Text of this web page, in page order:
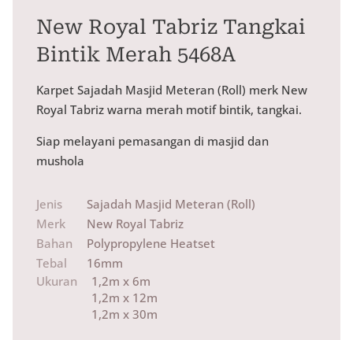
New Royal Tabriz Tangkai
Bintik Merah 5468A
Karpet Sajadah Masjid Meteran (Roll) merk New
Royal Tabriz warna merah motif bintik, tangkai.
Siap melayani pemasangan di masjid dan
mushola
Jenis
Sajadah Masjid Meteran (Roll)
Merk
New Royal Tabriz
Bahan
Polypropylene Heatset
Tebal
16mm
Ukuran
1,2m x 6m
1,2m x 12m
1,2m x 30m